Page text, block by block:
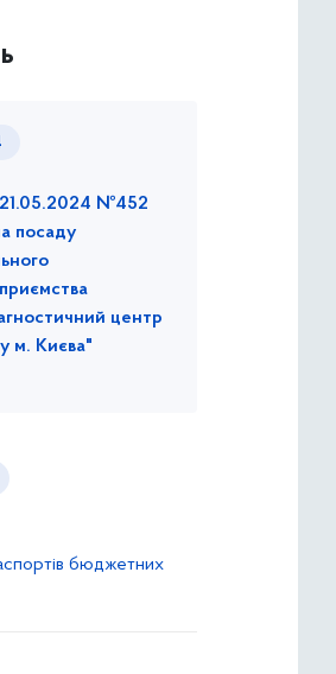
21.05.2024 №452
посаду
центр
м. Києва"
бюджетних